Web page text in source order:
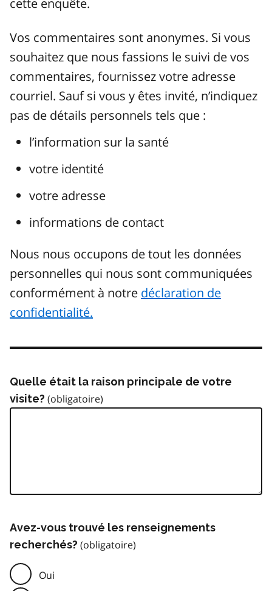
cette enquête.
Vos commentaires sont anonymes. Si vous
souhaitez que nous fassions le suivi de vos
commentaires, fournissez votre adresse
courriel. Sauf si vous y êtes invité, n’indiquez
pas de détails personnels tels que :
l’information sur la santé
votre identité
votre adresse
informations de contact
Nous nous occupons de tout les données
personnelles qui nous sont communiquées
conformément à notre déclaration de
confidentialité.
Quelle était la raison principale de votre
visite?
Avez-vous trouvé les renseignements
recherchés?
Oui